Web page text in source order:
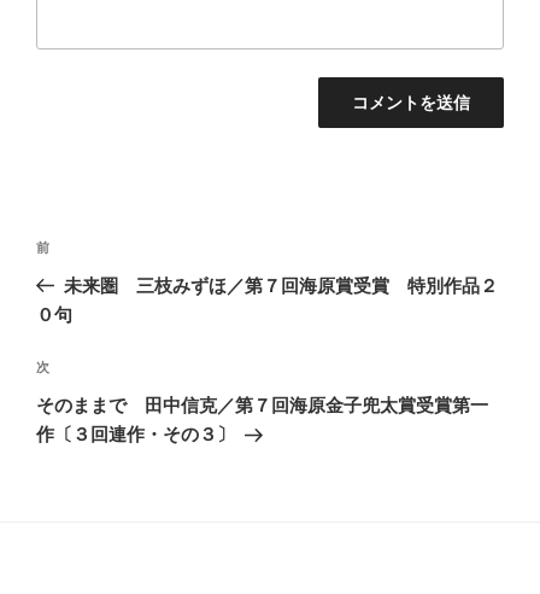
投
ナ
ゲ
ー
シ
前
の
投
前
未来圏 三枝みずほ／第７回海原賞受賞 特別作品２
０句
次
の
投
次
そのままで 田中信克／第７回海原金子兜太賞受賞第一
作〔３回連作・その３〕